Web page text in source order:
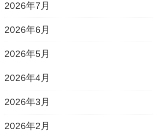
2026年7月
2026年6月
2026年5月
2026年4月
2026年3月
2026年2月